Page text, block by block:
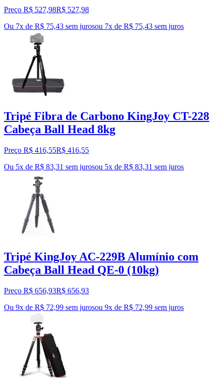
Preço R$ 527,98R$ 527,98
Ou 7x de R$ 75,43 sem jurosou 7x de R$ 75,43 sem juros
Tripé Fibra de Carbono KingJoy CT-228
Cabeça Ball Head 8kg
Preço R$ 416,55R$ 416,55
Ou 5x de R$ 83,31 sem jurosou 5x de R$ 83,31 sem juros
Tripé KingJoy AC-229B Alumínio com
Cabeça Ball Head QE-0 (10kg)
Preço R$ 656,93R$ 656,93
Ou 9x de R$ 72,99 sem jurosou 9x de R$ 72,99 sem juros